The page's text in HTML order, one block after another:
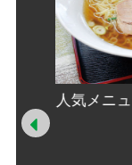
人気メニ
Prev